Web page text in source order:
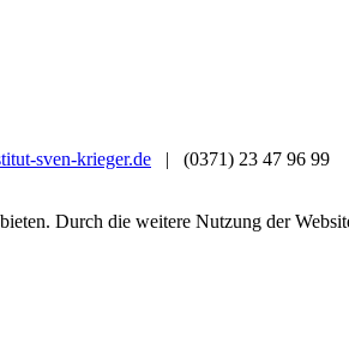
sven-krieger.de | (0371) 23 47 96 99
Durch die weitere Nutzung der